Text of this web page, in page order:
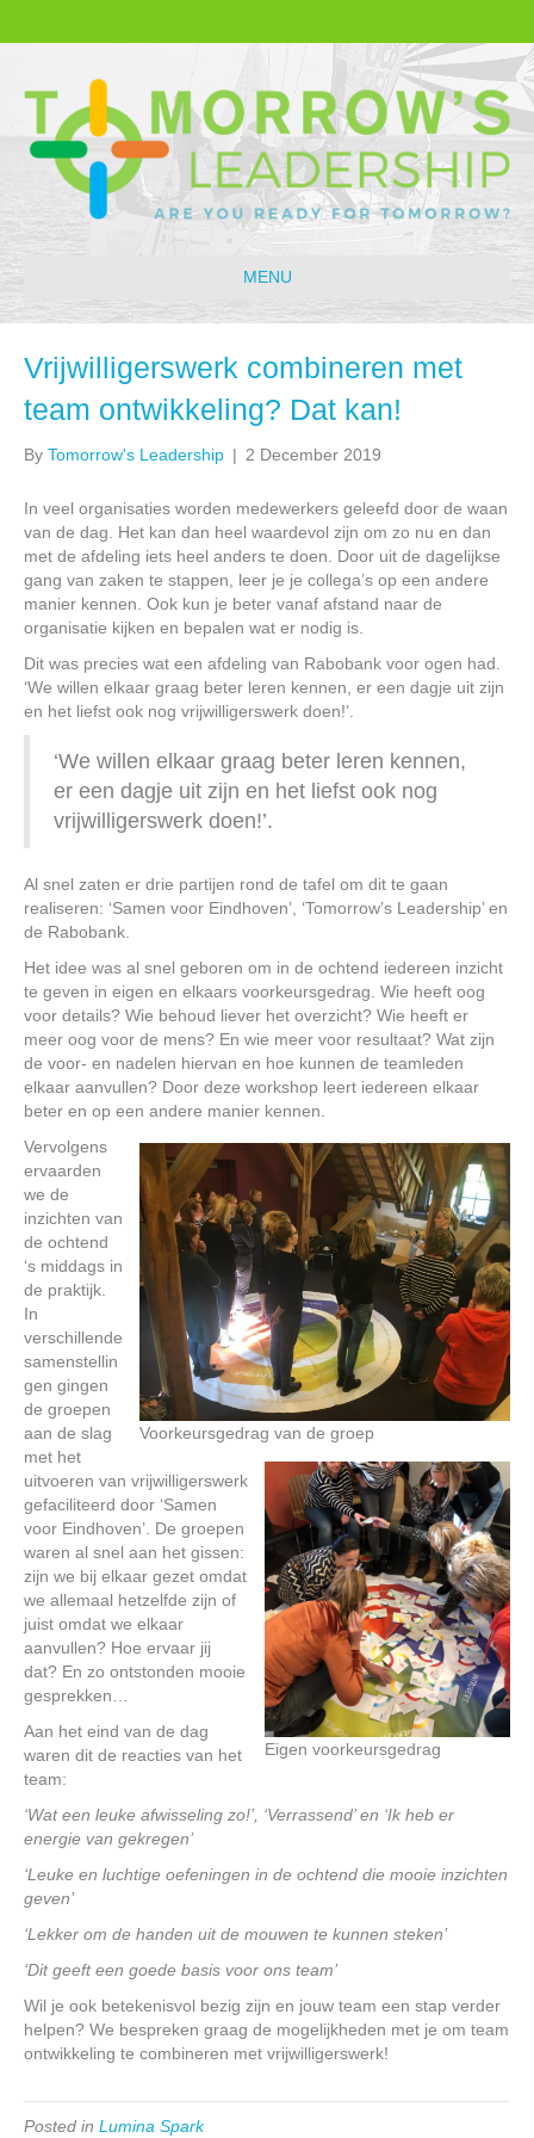
MENU
Vrijwilligerswerk combineren met
team ontwikkeling? Dat kan!
By Tomorrow's Leadership | 2 December 2019
In veel organisaties worden medewerkers geleefd door de waan
van de dag. Het kan dan heel waardevol zijn om zo nu en dan
met de afdeling iets heel anders te doen. Door uit de dagelijkse
gang van zaken te stappen, leer je je collega’s op een andere
manier kennen. Ook kun je beter vanaf afstand naar de
organisatie kijken en bepalen wat er nodig is.
Dit was precies wat een afdeling van Rabobank voor ogen had.
‘We willen elkaar graag beter leren kennen, er een dagje uit zijn
en het liefst ook nog vrijwilligerswerk doen!’.
‘We willen elkaar graag beter leren kennen,
er een dagje uit zijn en het liefst ook nog
vrijwilligerswerk doen!’.
Al snel zaten er drie partijen rond de tafel om dit te gaan
realiseren: ‘Samen voor Eindhoven’, ‘Tomorrow’s Leadership’ en
de Rabobank.
Het idee was al snel geboren om in de ochtend iedereen inzicht
te geven in eigen en elkaars voorkeursgedrag. Wie heeft oog
voor details? Wie behoud liever het overzicht? Wie heeft er
meer oog voor de mens? En wie meer voor resultaat? Wat zijn
de voor- en nadelen hiervan en hoe kunnen de teamleden
elkaar aanvullen? Door deze workshop leert iedereen elkaar
beter en op een andere manier kennen.
Voorkeursgedrag van de groep
Eigen voorkeursgedrag
Vervolgens
ervaarden
we de
inzichten van
de ochtend
‘s middags in
de praktijk.
In
verschillende
samenstellin
gen gingen
de groepen
aan de slag
met het
uitvoeren van vrijwilligerswerk
gefaciliteerd door ‘Samen
voor Eindhoven’. De groepen
waren al snel aan het gissen:
zijn we bij elkaar gezet omdat
we allemaal hetzelfde zijn of
juist omdat we elkaar
aanvullen? Hoe ervaar jij
dat? En zo ontstonden mooie
gesprekken…
Aan het eind van de dag
waren dit de reacties van het
team:
‘Wat een leuke afwisseling zo!’, ‘Verrassend’ en ‘Ik heb er
energie van gekregen’
‘Leuke en luchtige oefeningen in de ochtend die mooie inzichten
geven’
‘Lekker om de handen uit de mouwen te kunnen steken’
‘Dit geeft een goede basis voor ons team’
Wil je ook betekenisvol bezig zijn en jouw team een stap verder
helpen? We bespreken graag de mogelijkheden met je om team
ontwikkeling te combineren met vrijwilligerswerk!
Posted in Lumina Spark